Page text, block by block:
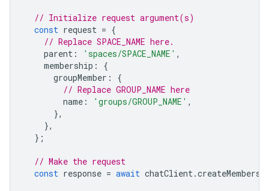
// Initialize request argument(s)
const request = {
// Replace SPACE_NAME here.
parent : 'spaces/SPACE_NAME' ,
membership :
{
groupMember :
{
// Replace GROUP_NAME here
name : 'groups/GROUP_NAME' ,
},
},
};
// Make the request
const response = await chatClient.